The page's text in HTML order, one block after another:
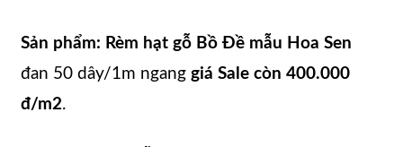
Sản phẩm: Rèm hạt gỗ Bồ Đề mẫu Hoa Sen
đan 50 dây/1m ngang giá Sale còn 400.000
đ/m2.